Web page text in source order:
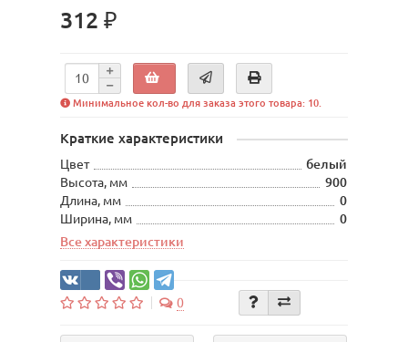
312 ₽
Минимальное кол-во для заказа этого товара: 10.
Краткие характеристики
Цвет
белый
Высота, мм
900
Длина, мм
0
Ширина, мм
0
Все характеристики
0